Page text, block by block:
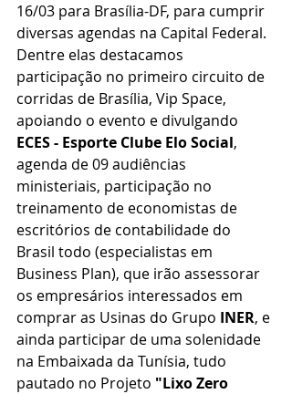
16/03 para Brasília-DF, para cumprir
diversas agendas na Capital Federal.
Dentre elas destacamos
participação no primeiro circuito de
corridas de Brasília, Vip Space,
apoiando o evento e divulgando
ECES - Esporte Clube Elo Social,
agenda de 09 audiências
ministeriais, participação no
treinamento de economistas de
escritórios de contabilidade do
Brasil todo (especialistas em
Business Plan), que irão assessorar
os empresários interessados em
comprar as Usinas do Grupo INER, e
ainda participar de uma solenidade
na Embaixada da Tunísia, tudo
pautado no Projeto "Lixo Zero